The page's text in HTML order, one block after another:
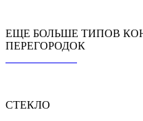
ЕЩЕ БОЛЬШЕ ТИПОВ
ПЕРЕГОРОДОК
СТЕКЛО